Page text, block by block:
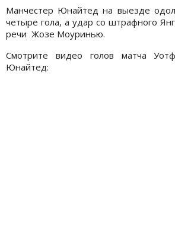
Манчестер Юнайтед на выезде
четыре гола, а удар со штрафного
речи Жозе Моуринью.
Смотрите видео голов матча
Юнайтед: